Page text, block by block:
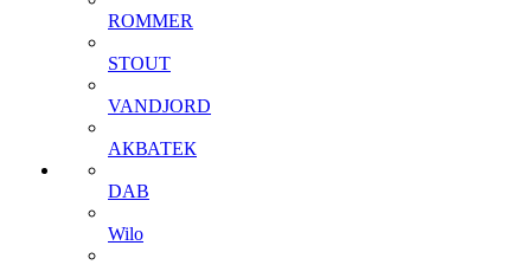
ROMMER
STOUT
VANDJORD
АКВАТЕК
DAB
Wilo